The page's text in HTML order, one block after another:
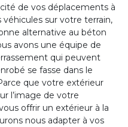
de vos déplacements à
sur votre terrain,
alternative au béton
avons une équipe de
qui peuvent
se fasse dans le
que votre extérieur
l’image de votre
offrir un extérieur à la
nous adapter à vos